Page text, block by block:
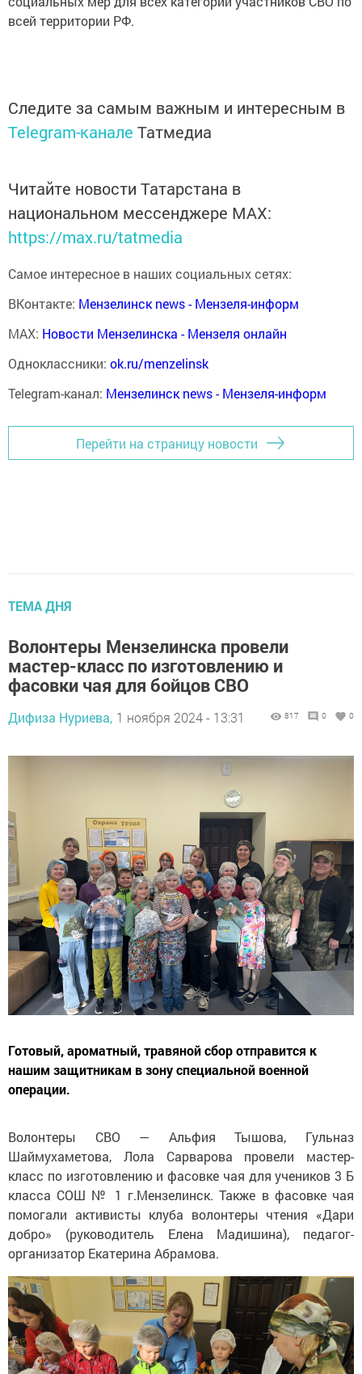
всей территории РФ.
Следите за самым важным и интересным в
Telegram-канале Татмедиа
Читайте новости Татарстана в
национальном мессенджере MАХ:
https://max.ru/tatmedia
Самое интересное в наших социальных сетях:
ВКонтакте: Мензелинск news - Мензеля-информ
MAX: Новости Мензелинска - Мензеля онлайн
Одноклассники: ok.ru/menzelinsk
Telegram-канал: Мензелинск news - Мензеля-информ
Перейти на страницу новости
ТЕМА ДНЯ
Волонтеры Мензелинска провели
мастер-класс по изготовлению и
фасовки чая для бойцов СВО
Дифиза Нуриева, 1 ноября 2024 - 13:31 817 0 0
Готовый, ароматный, травяной сбор отправится к
нашим защитникам в зону специальной военной
операции.
Волонтеры СВО — Альфия Тышова, Гульназ
Шаймухаметова, Лола Сарварова провели мастер-
класс по изготовлению и фасовке чая для учеников 3 Б
класса СОШ № 1 г.Мензелинск. Также в фасовке чая
помогали активисты клуба волонтеры чтения «Дари
добро» (руководитель Елена Мадишина), педагог-
организатор Екатерина Абрамова.